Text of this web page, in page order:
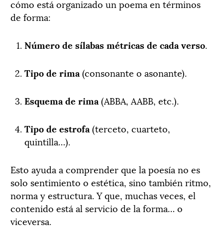
cómo está organizado un poema en términos
de forma:
Número de sílabas métricas de cada verso.
Tipo de rima (consonante o asonante).
Esquema de rima (ABBA, AABB, etc.).
Tipo de estrofa (terceto, cuarteto,
quintilla…).
Esto ayuda a comprender que la poesía no es
solo sentimiento o estética, sino también ritmo,
norma y estructura. Y que, muchas veces, el
contenido está al servicio de la forma… o
viceversa.